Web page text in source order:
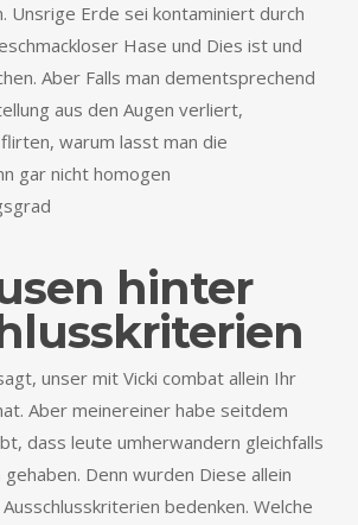
Unsrige Erde sei kontaminiert durch
Hase und Dies ist und
Aber Falls man dementsprechend
aus den Augen verliert,
warum lasst man die
gar nicht homogen
hinter
unser mit Vicki combat allein Ihr
Aber meinereiner habe seitdem
dass leute umherwandern gleichfalls
Denn wurden Diese allein
bedenken. Welche